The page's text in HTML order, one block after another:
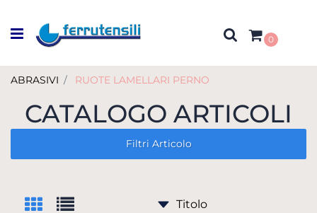
Open menu
0
ABRASIVI RUOTE LAMELLARI PERNO
CATALOGO ARTICOLI
Filtri Articolo